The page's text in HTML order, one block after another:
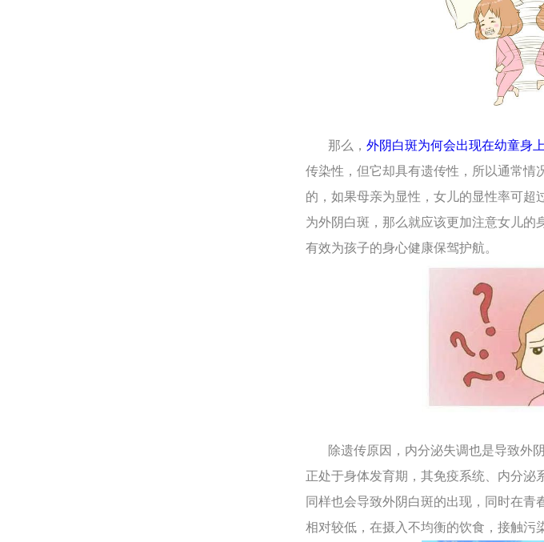
那么， 外阴白斑为何会出现在幼童身
传染性，但它却具有遗传性，所以通常情
的，如果母亲为显性，女儿的显性率可超
为外阴白斑，那么就应该更加注意女儿的
有效为孩子的身心健康保驾护航。
除遗传原因，内分泌失调也是导致外
正处于身体发育期，其免疫系统、内分
同样也会导致外阴白斑的出现，同时在
相对较低，在摄入不均衡的饮食，接触污